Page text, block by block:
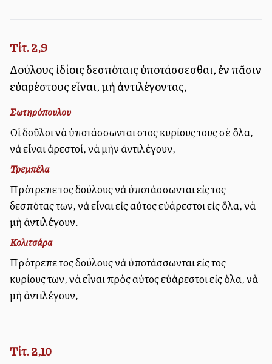
Τίτ. 2,9
Δούλους ἰδίοις δεσπόταις ὑποτάσσεσθαι, ἐν πᾶσιν
εὐαρέστους εἶναι, μὴ ἀντιλέγοντας,
Σωτηρόπουλου
Οἱ δοῦλοι νὰ ὑποτάσσωνται στοὺς κυρίους τους σὲ ὅλα,
νὰ εἶναι ἀρεστοί, νὰ μὴν ἀντιλέγουν,
Τρεμπέλα
Πρότρεπε τοὺς δούλους νὰ ὑποτάσσωνται εἰς τοὺς
δεσπότας των, νὰ εἶναι εἰς αὐτοὺς εὐάρεστοι εἰς ὅλα, νὰ
μὴ ἀντιλέγουν.
Κολιτσάρα
Πρότρεπε τοὺς δούλους νὰ ὑποτάσσωνται εἰς τοὺς
κυρίους των, νὰ εἶναι πρὸς αὐτοὺς εὐάρεστοι εἰς ὅλα, νὰ
μὴ ἀντιλέγουν,
Τίτ. 2,10